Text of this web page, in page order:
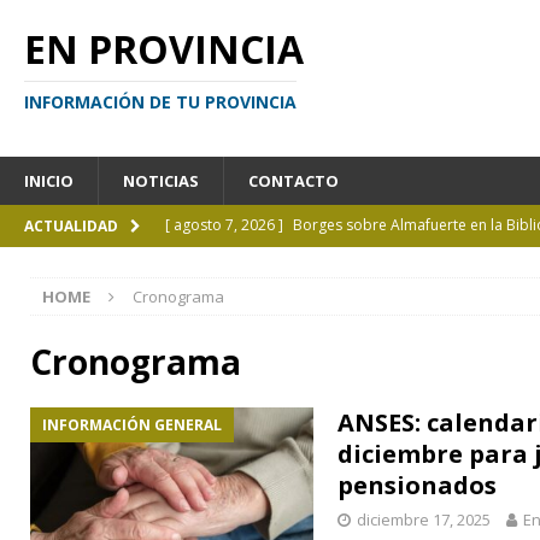
EN PROVINCIA
INFORMACIÓN DE TU PROVINCIA
INICIO NOTICIAS CONTACTO
ACTUALIDAD [ agosto 7, 2026 ] Borges sobre Almafuerte en la
[ agosto 6, 2026 ]
La UCALP incorpora la
[ agosto 7, 2026 ] El cielo de agosto: Perseidas,
HOME Cronograma
Cronograma
INFORMACIÓN GENERAL
ANSES:
diciembre para
pensionados
diciembre 17, 2025